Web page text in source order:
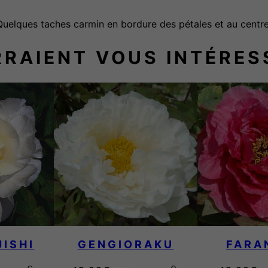
e
E
u
g
e
n
e
d
taches carmin en bordure des pétales et au
VOUS
GENGIORAKU